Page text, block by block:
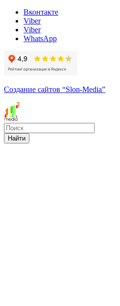
Вконтакте
Viber
Viber
WhatsApp
Создание сайтов “Slon-Media”
Найти